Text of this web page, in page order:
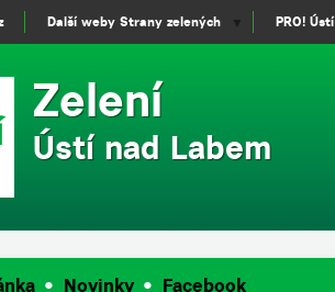
Zelení
Ústí nad Labem
Novinky Facebook
Další weby Strany zelených ▼ PRO! Ústí